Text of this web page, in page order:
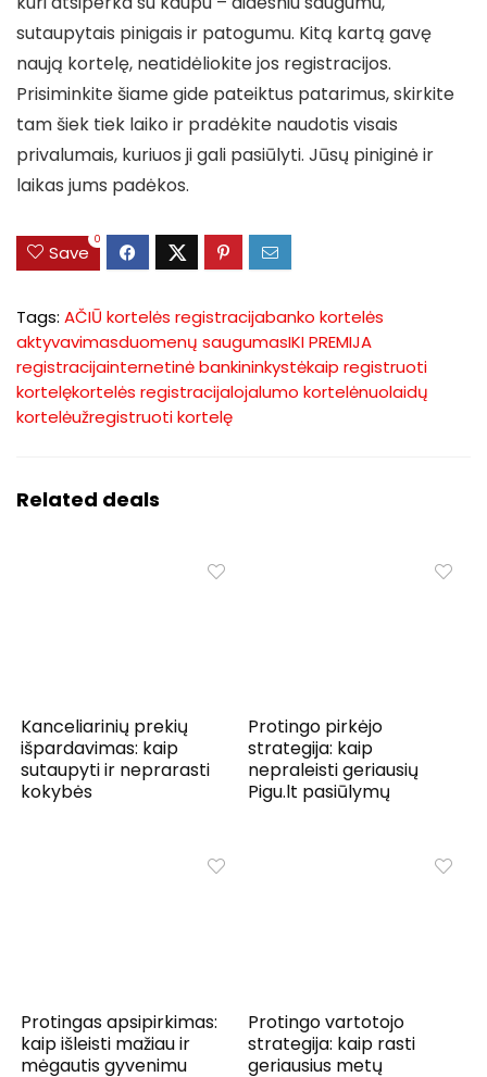
sutaupytais pinigais ir patogumu. Kitą kartą gavę
naują kortelę, neatidėliokite jos registracijos.
Prisiminkite šiame gide pateiktus patarimus, skirkite
tam šiek tiek laiko ir pradėkite naudotis visais
privalumais, kuriuos ji gali pasiūlyti. Jūsų piniginė ir
laikas jums padėkos.
Save
0
Tags: AČIŪ kortelės registracijabanko kortelės
aktyvavimasduomenų saugumasIKI PREMIJA
registracijainternetinė bankininkystėkaip registruoti
kortelękortelės registracijalojalumo kortelėnuolaidų
kortelėužregistruoti kortelę
Related deals
Kanceliarinių prekių
išpardavimas: kaip
sutaupyti ir neprarasti
kokybės
Protingo pirkėjo
strategija: kaip
nepraleisti geriausių
Pigu.lt pasiūlymų
Protingas apsipirkimas:
kaip išleisti mažiau ir
mėgautis gyvenimu
Protingo vartotojo
strategija: kaip rasti
geriausius metų